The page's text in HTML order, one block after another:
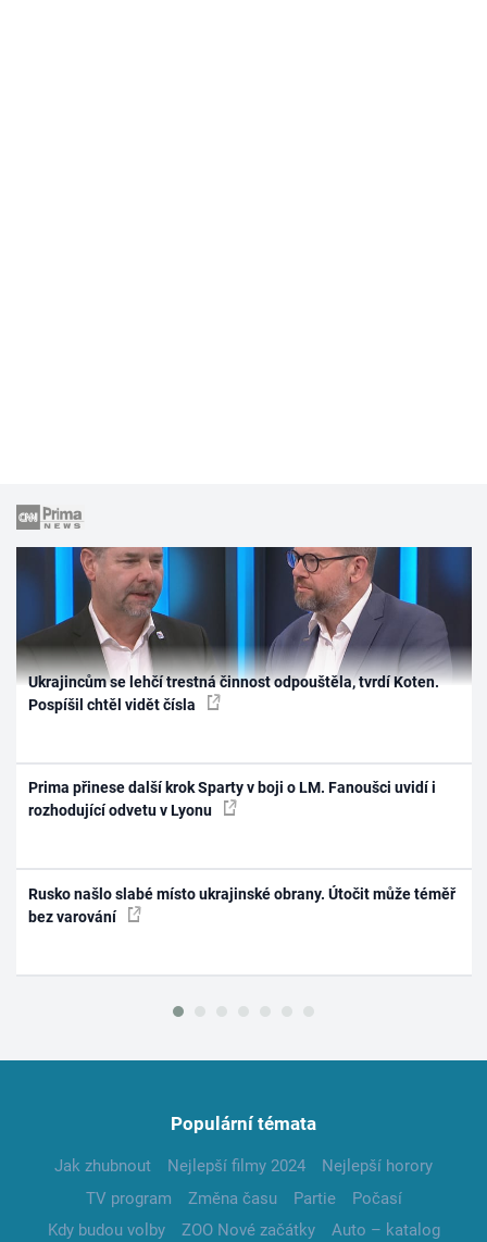
Ukrajincům se lehčí trestná činnost odpouštěla, tvrdí Koten.
Pospíšil chtěl vidět čísla
Prima přinese další krok Sparty v boji o LM. Fanoušci uvidí i
rozhodující odvetu v Lyonu
Rusko našlo slabé místo ukrajinské obrany. Útočit může téměř
bez varování
Populární témata
Jak zhubnout Nejlepší filmy 2024
Nejlepší horory
TV program
Změna času Partie
Počasí
Kdy budou volby
ZOO Nové začátky
Auto – katalog